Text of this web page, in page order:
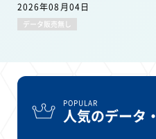
2026年08月04日
データ販売無し
POPULAR
人気のデータ